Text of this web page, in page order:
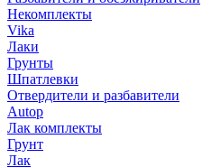
Некомплекты
Vika
Лаки
Грунты
Шпатлевки
Отвердители и разбавители
Autop
Лак комплекты
Грунт
Лак